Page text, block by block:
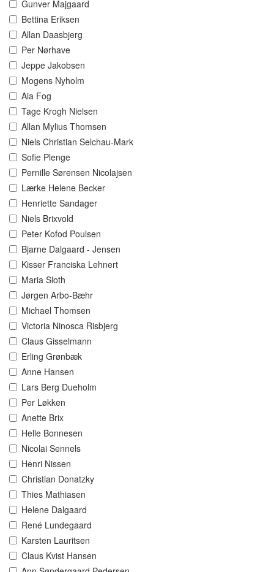
Gunver Majgaard
Bettina Eriksen
Allan Daasbjerg
Per Nørhave
Jeppe Jakobsen
Mogens Nyholm
Aia Fog
Tage Krogh Nielsen
Allan Mylius Thomsen
Niels Christian Selchau-Mark
Sofie Plenge
Pernille Sørensen Nicolajsen
Lærke Helene Becker
Henriette Sandager
Niels Brixvold
Peter Kofod Poulsen
Bjarne Dalgaard - Jensen
Kisser Franciska Lehnert
Maria Sloth
Jørgen Arbo-Bæhr
Michael Thomsen
Victoria Ninosca Risbjerg
Claus Gisselmann
Erling Grønbæk
Anne Hansen
Lars Berg Dueholm
Per Løkken
Anette Brix
Helle Bonnesen
Nicolai Sennels
Henri Nissen
Christian Donatzky
Thies Mathiasen
Helene Dalgaard
René Lundegaard
Karsten Lauritsen
Claus Kvist Hansen